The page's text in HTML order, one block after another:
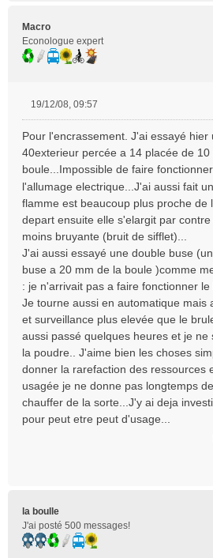
Macro
Econologue expert
s
s
a
g
e
o
n
l
u
19/12/08, 09:57
Pour l'encrassement. J'ai essayé hier
40exterieur percée a 14 placée de
boule...Impossible de faire
l'allumage electrique...J'ai aussi fait
flamme est beaucoup plus proche de
depart ensuite elle s'elargit par
moins bruyante (bruit de sifflet)...
J'ai aussi essayé une double buse
buse a 20 mm de la boule )comme
: je n'arrivait pas a faire fonctionner le
Je tourne aussi en automatique mais
et surveillance plus elevée que le
aussi passé quelques heures et je
la poudre.. J'aime bien les choses
donner la rarefaction des ressources
usagée je ne donne pas longtemps
chauffer de la sorte...J'y ai deja
pour peut etre peut d'usage...
la boulle
J'ai posté 500 messages!